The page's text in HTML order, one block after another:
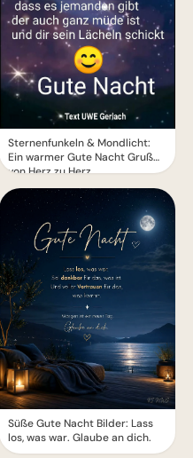
Sternenfunkeln & Mondlicht:
Ein warmer Gute Nacht Gruß
von Herz zu Herz
Süße Gute Nacht Bilder: Lass
los, was war. Glaube an dich.